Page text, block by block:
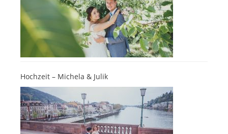
Hochzeit – Michela & Julik